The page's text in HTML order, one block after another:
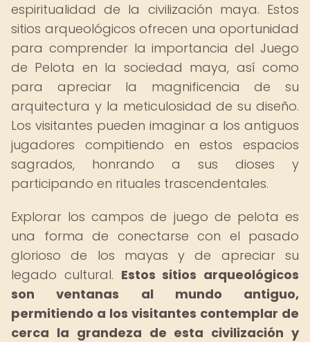
espiritualidad de la civilización maya. Estos
sitios arqueológicos ofrecen una oportunidad
para comprender la importancia del Juego
de Pelota en la sociedad maya, así como
para apreciar la magnificencia de su
arquitectura y la meticulosidad de su diseño.
Los visitantes pueden imaginar a los antiguos
jugadores compitiendo en estos espacios
sagrados, honrando a sus dioses y
participando en rituales trascendentales.
Explorar los campos de juego de pelota es
una forma de conectarse con el pasado
glorioso de los mayas y de apreciar su
legado cultural. Estos sitios arqueológicos
son ventanas al mundo antiguo,
permitiendo a los visitantes contemplar de
cerca la grandeza de esta civilización y